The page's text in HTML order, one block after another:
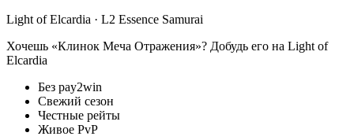
Light of Elcardia · L2 Essence Samurai
Хочешь «Клинок Меча Отражения»? Добудь его на Light of
Elcardia
Без pay2win
Свежий сезон
Честные рейты
Живое PvP